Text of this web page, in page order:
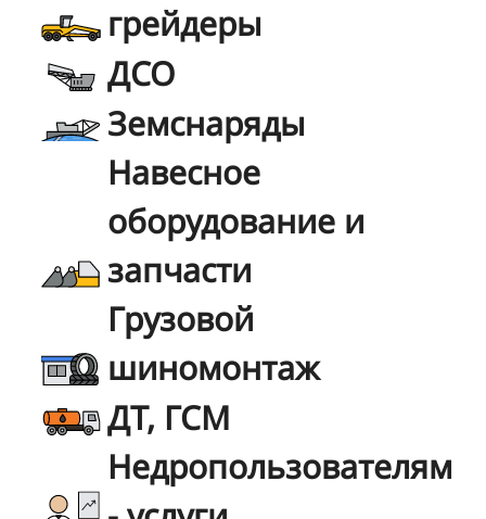
грейдеры
ДСО
Земснаряды
Навесное
оборудование и
запчасти
Грузовой
шиномонтаж
ДТ, ГСМ
Недропользователям